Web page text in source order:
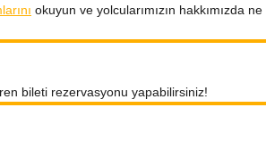
okuyun ve yolcularımızın hakkımızda ne
bileti rezervasyonu yapabilirsiniz!